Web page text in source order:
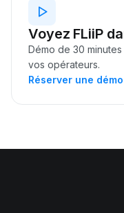
Voyez FLiiP
Démo de 30
vos opérateurs.
Réserver une